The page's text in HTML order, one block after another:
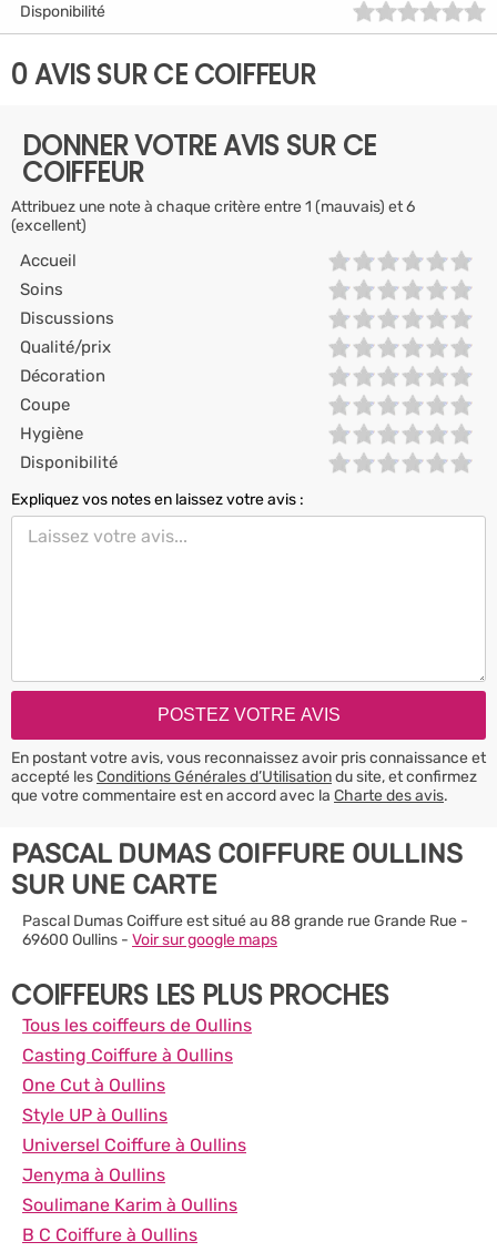
Disponibilité
0 AVIS SUR CE COIFFEUR
DONNER VOTRE AVIS SUR CE
COIFFEUR
Attribuez une note à chaque critère entre 1 (mauvais) et 6
(excellent)
Accueil
Soins
Discussions
Qualité/prix
Décoration
Coupe
Hygiène
Disponibilité
Expliquez vos notes en laissez votre avis :
En postant votre avis, vous reconnaissez avoir pris connaissance et
accepté lesConditions Générales d’Utilisationdu site, et confirmez
que votre commentaire est en accord avec la Charte des avis.
PASCAL DUMAS COIFFURE OULLINS
SUR UNE CARTE
Pascal Dumas Coiffure est situé au 88 grande rue Grande Rue -
69600 Oullins - Voir sur google maps
COIFFEURS LES PLUS PROCHES
Tous les coiffeurs de Oullins
Casting Coiffure à Oullins
One Cut à Oullins
Style UP à Oullins
Universel Coiffure à Oullins
Jenyma à Oullins
Soulimane Karim à Oullins
B C Coiffure à Oullins